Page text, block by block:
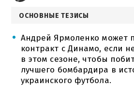
ОСНОВНЫЕ ТЕЗИСЫ
Андрей Ярмоленко может
контракт с Динамо, если
в этом сезоне, чтобы
лучшего бомбардира в
украинского футбола.